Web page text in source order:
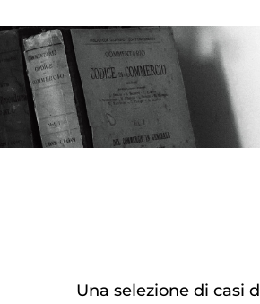
Una selezione di casi